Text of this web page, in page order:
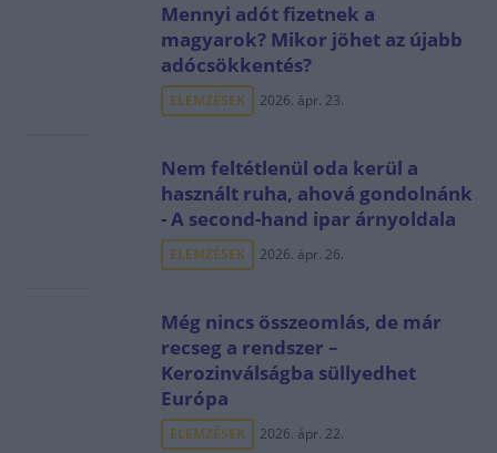
Mennyi adót fizetnek a
magyarok? Mikor jöhet az újabb
adócsökkentés?
ELEMZÉSEK 2026. ápr. 23.
Nem feltétlenül oda kerül a
használt ruha, ahová gondolnánk
- A second-hand ipar árnyoldala
ELEMZÉSEK 2026. ápr. 26.
Még nincs összeomlás, de már
recseg a rendszer –
Kerozinválságba süllyedhet
Európa
ELEMZÉSEK 2026. ápr. 22.